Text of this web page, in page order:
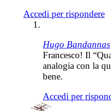
Accedi per rispondere
Hugo Bandannas
Francesco! Il
analogia con la
bene.
Accedi per